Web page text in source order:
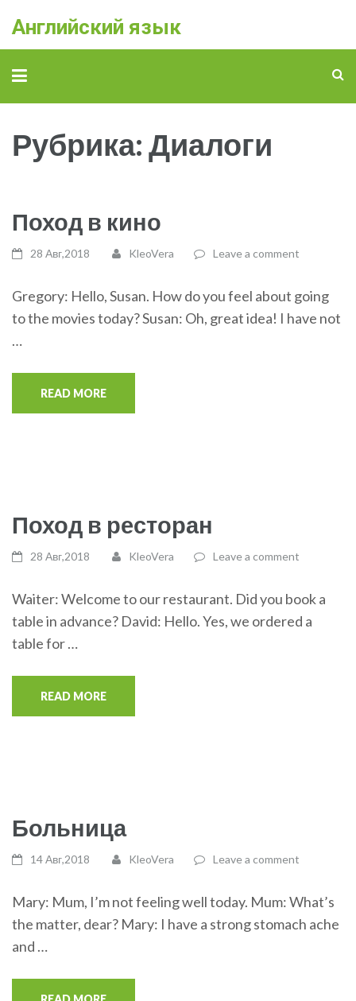
Английский язык
Рубрика: Диалоги
Поход в кино
28 Авг,2018 KleoVera Leave a comment
Gregory: Hello, Susan. How do you feel about going
to the movies today? Susan: Oh, great idea! I have not
…
READ MORE
Поход в ресторан
28 Авг,2018 KleoVera Leave a comment
Waiter: Welcome to our restaurant. Did you book a
table in advance? David: Hello. Yes, we ordered a
table for …
READ MORE
Больница
14 Авг,2018 KleoVera Leave a comment
Mary: Mum, I’m not feeling well today. Mum: What’s
the matter, dear? Mary: I have a strong stomach ache
and …